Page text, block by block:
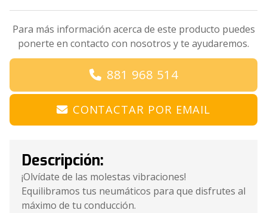
Para más información acerca de este producto puedes
ponerte en contacto con nosotros y te ayudaremos.
881 968 514
CONTACTAR POR EMAIL
Descripción:
¡Olvídate de las molestas vibraciones!
Equilibramos tus neumáticos para que disfrutes al
máximo de tu conducción.